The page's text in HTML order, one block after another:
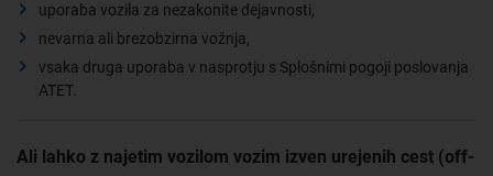
uporaba vozila za nezakonite dejavnosti,
nevarna ali brezobzirna vožnja,
vsaka druga uporaba v nasprotju s Splošnimi pogoji poslovanja
ATET.
Ali lahko z najetim vozilom vozim izven urejenih cest (off-